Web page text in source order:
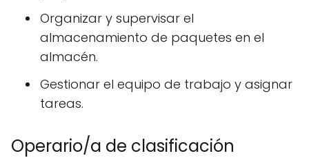
Organizar y supervisar el
almacenamiento de paquetes en el
almacén.
Gestionar el equipo de trabajo y asignar
tareas.
Operario/a de clasificación